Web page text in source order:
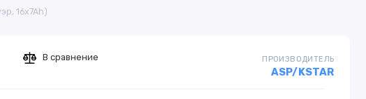
16x7Ah)
ASP/KSTAR
ПРОИЗВОДИТЕЛЬ
В сравнение